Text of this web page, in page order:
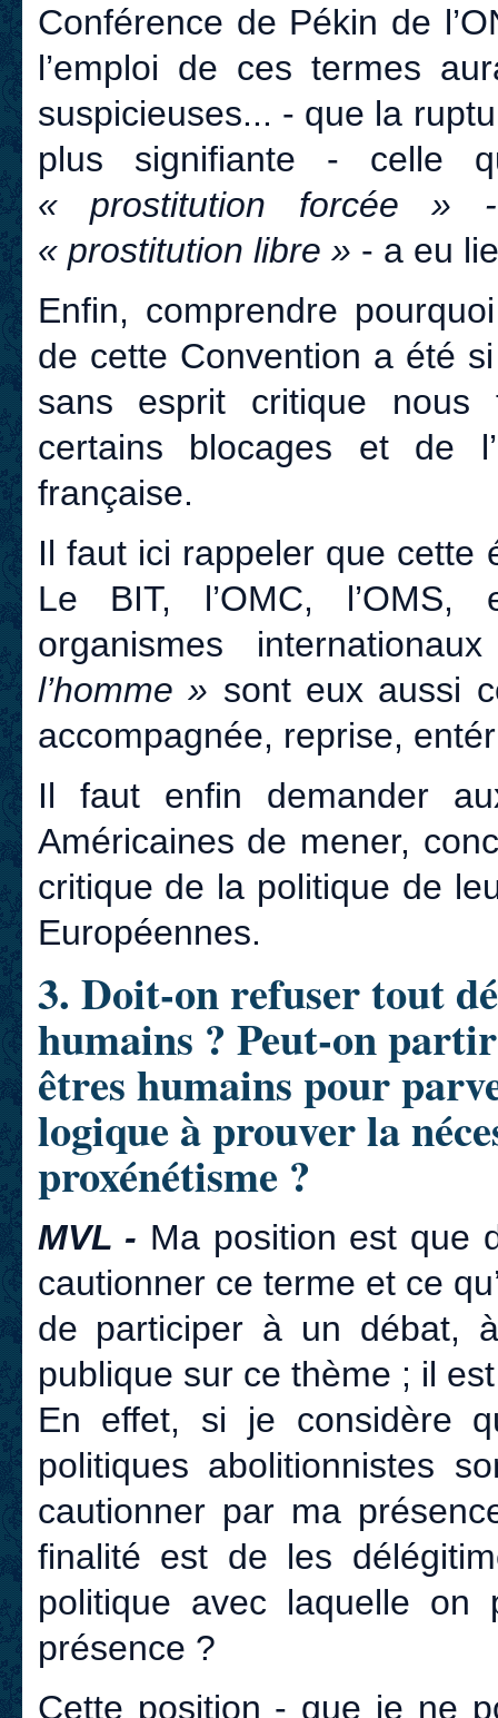
Conférence de Pékin de
l’emploi de ces termes
suspicieuses... - que la
plus signifiante - celle
« prostitution forcée
« prostitution libre » - a eu
Enfin, comprendre
de cette Convention a été
sans esprit critique nous
certains blocages et de
française.
Il faut ici rappeler que cette
Le BIT, l’OMC, l’OMS,
organismes
l’homme » sont eux aussi
accompagnée, reprise,
Il faut enfin demander
Américaines de mener,
critique de la politique de
Européennes.
3. Doit-on refuser tout
humains ? Peut-on
êtres humains pour
logique à prouver la
proxénétisme ?
MVL - Ma position est que
cautionner ce terme et ce
de participer à un débat,
publique sur ce thème ; il
En effet, si je considère
politiques abolitionnistes
cautionner par ma
finalité est de les
politique avec laquelle
présence ?
Cette position - que je ne